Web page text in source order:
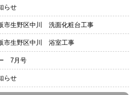
らせ
市生野区中川 洗面化粧台工事
市生野区中川 浴室工事
7月号
らせ